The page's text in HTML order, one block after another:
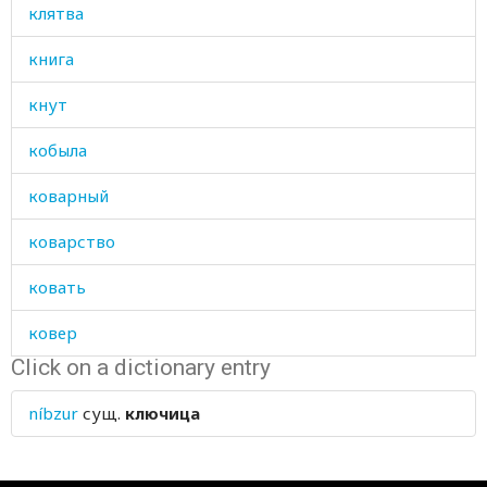
клятва
книга
кнут
кобыла
коварный
коварство
ковать
ковер
коврик
ковшик
Click on a dictionary entry
níbzur сущ. ключица